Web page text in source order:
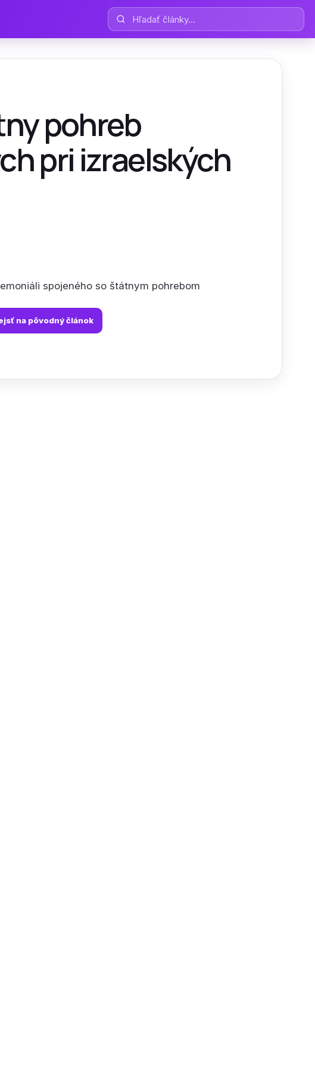
Hľadať články
pohreb
pri izraelských
spojeného so štátnym pohrebom
na pôvodný článok